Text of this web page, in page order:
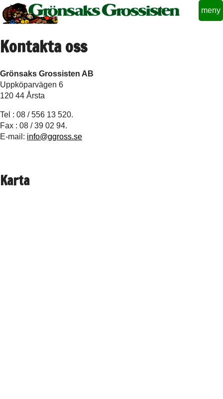
meny
Kontakta oss
Grönsaks Grossisten AB
Uppköparvägen 6
120 44 Årsta
Tel : 08 / 556 13 520.
Fax : 08 / 39 02 94.
E-mail: info@ggross.se
Karta